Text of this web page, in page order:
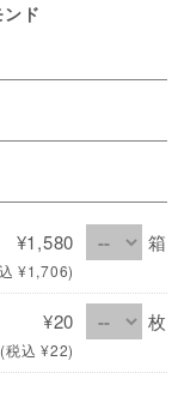
ド
¥1,580
¥1,706)
箱
¥20
(税込 ¥22)
枚